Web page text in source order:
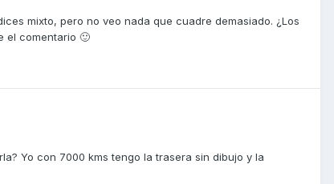
mixto, pero no veo nada que cuadre demasiado. ¿Los
el comentario 🙂
Yo con 7000 kms tengo la trasera sin dibujo y la